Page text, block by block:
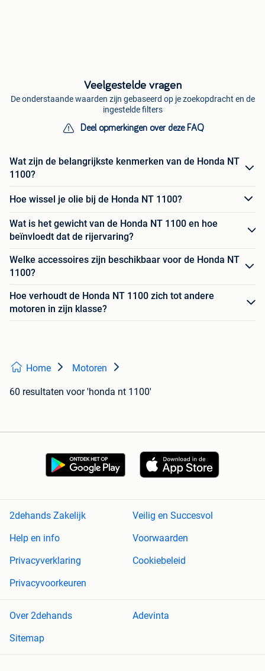
Veelgestelde vragen
De onderstaande waarden zijn gebaseerd op je zoekopdracht en de
ingestelde filters
Deel opmerkingen over deze FAQ
Wat zijn de belangrijkste kenmerken van de Honda NT
1100?
Hoe wissel je olie bij de Honda NT 1100?
Wat is het gewicht van de Honda NT 1100 en hoe
beïnvloedt dat de rijervaring?
Welke accessoires zijn beschikbaar voor de Honda NT
1100?
Hoe verhoudt de Honda NT 1100 zich tot andere
motoren in zijn klasse?
Home Motoren
60 resultaten voor 'honda nt 1100'
2dehands Zakelijk
Veilig en Succesvol
Help en info
Voorwaarden
Privacyverklaring
Cookiebeleid
Privacyvoorkeuren
Over 2dehands
Adevinta
Sitemap